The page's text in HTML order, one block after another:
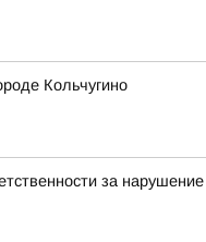
Кольчугино
за нарушение